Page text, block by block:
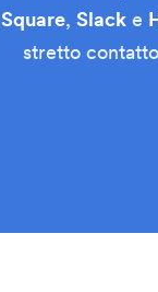
Square, Slack e
stretto